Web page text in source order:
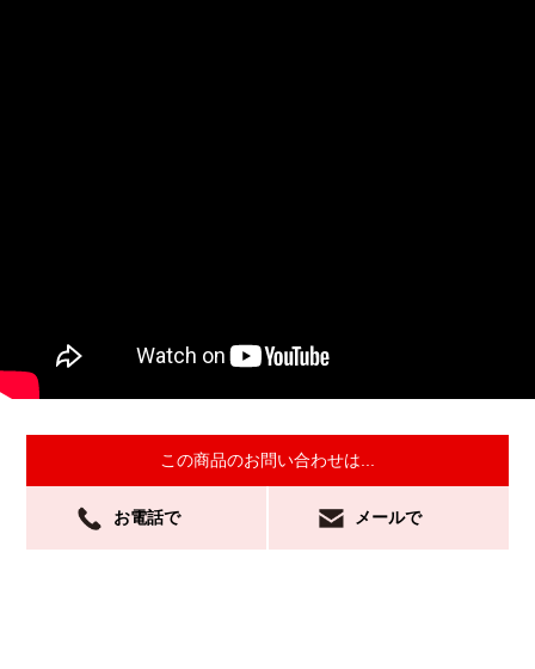
この商品のお問い合わせは...
お電話で メールで